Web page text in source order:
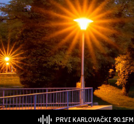
PRVI KARLOVAČKI 90.1FM